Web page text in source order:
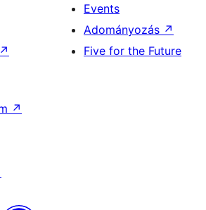
↗
Events
Adományozás ↗
Five for the Future
↗